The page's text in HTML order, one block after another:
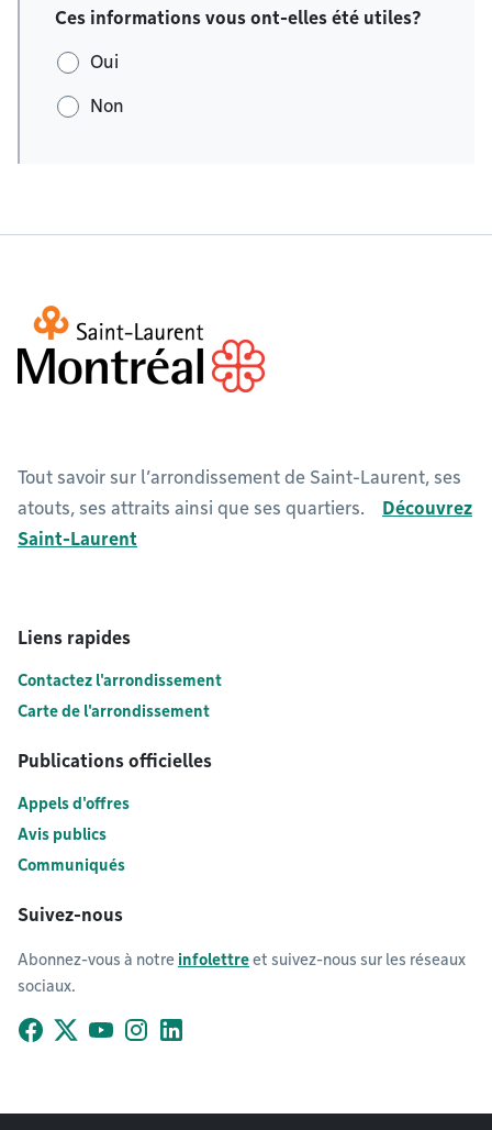
Ces informations vous ont-elles été utiles?
Oui
Non
Tout savoir sur l’arrondissement de Saint-Laurent, ses
atouts, ses attraits ainsi que ses quartiers.
Découvrez
Saint-Laurent
Liens rapides
Contactez l'arrondissement
Carte de l'arrondissement
Publications officielles
Appels d'offres
Avis publics
Communiqués
Suivez-nous
Abonnez-vous à notre infolettreet suivez-nous sur les réseaux
sociaux.